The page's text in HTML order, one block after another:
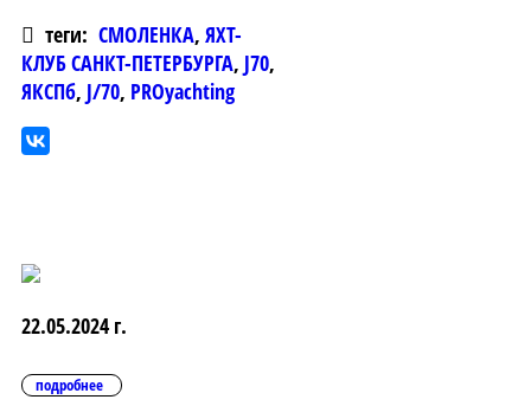
теги: СМОЛЕНКА, ЯХТ-
КЛУБ САНКТ-ПЕТЕРБУРГА, J70,
ЯКСПб, J/70, PROyachting
22.05.2024 г.
подробнее